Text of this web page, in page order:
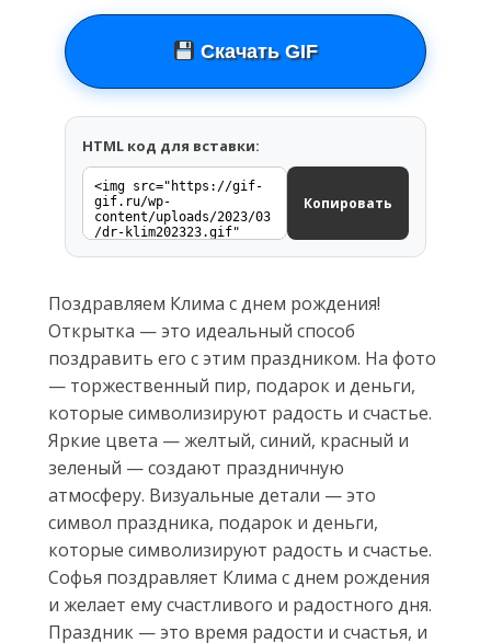
Скачать GIF
HTML код для вставки:
Копировать
Поздравляем Клима с днем рождения!
Открытка — это идеальный способ
поздравить его с этим праздником. На фото
— торжественный пир, подарок и деньги,
которые символизируют радость и счастье.
Яркие цвета — желтый, синий, красный и
зеленый — создают праздничную
атмосферу. Визуальные детали — это
символ праздника, подарок и деньги,
которые символизируют радость и счастье.
Софья поздравляет Клима с днем рождения
и желает ему счастливого и радостного дня.
Праздник — это время радости и счастья, и